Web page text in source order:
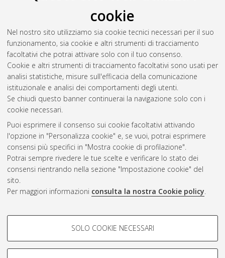
cookie
Nel nostro sito utilizziamo sia cookie tecnici necessari per il suo
funzionamento, sia cookie e altri strumenti di tracciamento
facoltativi che potrai attivare solo con il tuo consenso.
Cookie e altri strumenti di tracciamento facoltativi sono usati per
analisi statistiche, misure sull'efficacia della comunicazione
istituzionale e analisi dei comportamenti degli utenti.
Se chiudi questo banner continuerai la navigazione solo con i
cookie necessari.
Puoi esprimere il consenso sui cookie facoltativi attivando
l'opzione in "Personalizza cookie" e, se vuoi, potrai esprimere
consensi più specifici in "Mostra cookie di profilazione".
Potrai sempre rivedere le tue scelte e verificare lo stato dei
consensi rientrando nella sezione "Impostazione cookie" del
sito.
Per maggiori informazioni consulta la nostra Cookie policy.
COOKIE DI PROFILAZIONE -
Si tratta di cookie utilizzati per analizzare le caratteristiche della
SOLO COOKIE NECESSARI
(2017)Modelling Leigh Syndrome in pigs.
[Dissertation thesis], Alma Mater Studiorum Università di
Bologna. Dottorato di ricerca inScienze veterinarie , 29 Ciclo.
DOI 10.6092/unibo/amsdottorato/7912.
Questa lista e' stata generata ilSun Aug 9 20:32:23 2026
Atom
Rss 1.0
Rss 2.0
ISSN: 2038-7946
Impostazioni Cookie
Informativa sulla privacy
Condizioni d’uso del sito